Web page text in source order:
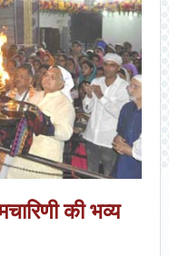
की भव्य